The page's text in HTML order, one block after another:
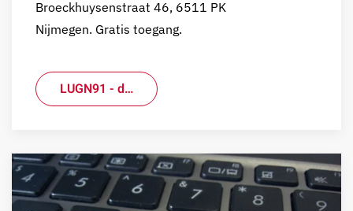
Broeckhuysenstraat 46, 6511 PK
Nijmegen. Gratis toegang.
LUGN91 - d…